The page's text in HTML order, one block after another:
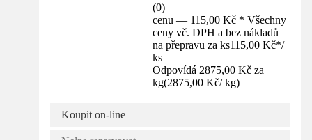
(0)
cenu — 115,00 Kč * Všechny
ceny vč. DPH a bez nákladů
na přepravu za ks115,00 Kč*/
ks
Odpovídá 2875,00 Kč za
kg(2875,00 Kč/ kg)
Koupit on-line